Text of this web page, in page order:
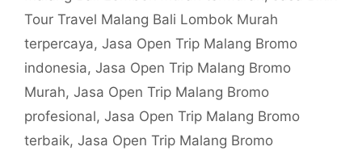
Tour Travel Malang Bali Lombok Murah
terpercaya, Jasa Open Trip Malang Bromo
indonesia, Jasa Open Trip Malang Bromo
Murah, Jasa Open Trip Malang Bromo
profesional, Jasa Open Trip Malang Bromo
terbaik, Jasa Open Trip Malang Bromo